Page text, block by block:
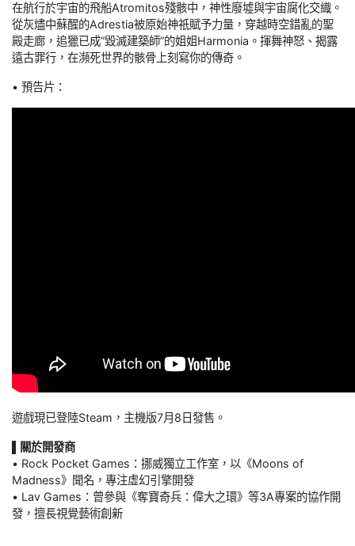
在航行於宇宙的飛船Atromitos殘骸中，神性廢墟與宇宙腐化交織。
從灰燼中蘇醒的Adrestia被原始神祇賦予力量，穿越時空錯亂的聖
殿走廊，追獵已成”毀滅建築師”的姐姐Harmonia。揮舞神怒、揭露
遠古罪行，在瀕死世界的骸骨上刻寫你的傳奇。
• 預告片：
遊戲現已登陸Steam，主機版7月8日發售。
▌關於開發商
• Rock Pocket Games：挪威獨立工作室，以《Moons of
Madness》聞名，專注虛幻引擎開發
• Lav Games：曾參與《奪寶奇兵：偉大之環》等3A專案的協作開
發，擅長視覺藝術創新